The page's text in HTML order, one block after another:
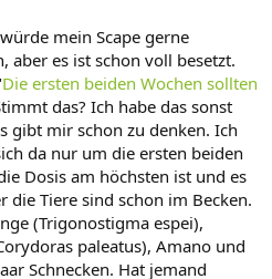
mein Scape gerne
aber es ist schon voll besetzt.
Die ersten beiden Wochen sollten
das? Ich habe das sonst
gibt mir schon zu denken. Ich
da nur um die ersten beiden
Dosis am höchsten ist und es
die Tiere sind schon im Becken.
(Trigonostigma espei),
paleatus), Amano und
Schnecken. Hat jemand